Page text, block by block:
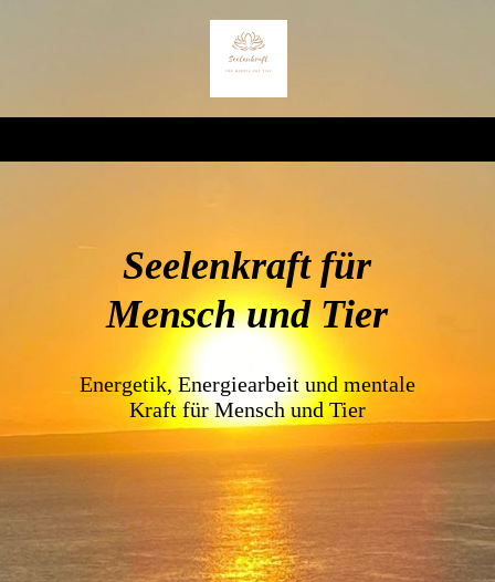
Seelenkraft für
Mensch und Tier
Energetik, Energiearbeit und mentale
Kraft für Mensch und Tier